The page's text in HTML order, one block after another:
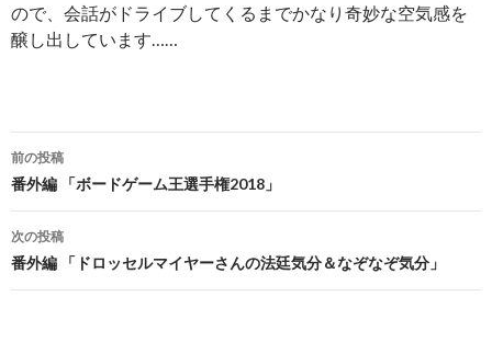
ので、会話がドライブしてくるまでかなり奇妙な空気感を
醸し出しています……
投稿ナビゲーション
前の投稿
番外編 「ボードゲーム王選手権2018」
次の投稿
番外編 「ドロッセルマイヤーさんの法廷気分＆なぞなぞ気分」